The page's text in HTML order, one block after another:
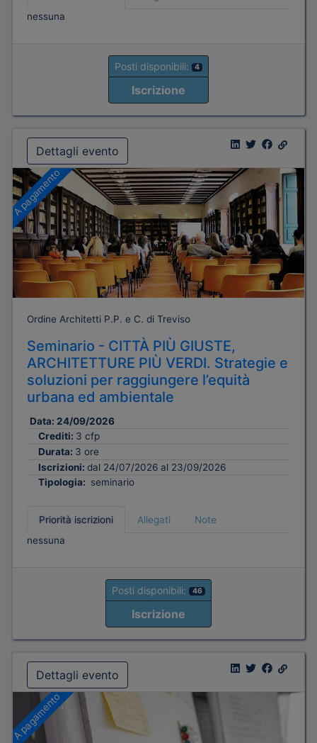
nessuna
Posti disponibili: 4
Iscrizione
Dettagli evento
A pagamento
Ordine Architetti P.P. e C. di Treviso
Seminario - CITTÀ PIÙ GIUSTE,
ARCHITETTURE PIÙ VERDI. Strategie e
soluzioni per raggiungere l’equità
urbana ed ambientale
Data: 24/09/2026
Crediti: 3 cfp
Durata: 3 ore
Iscrizioni: dal 24/07/2026 al 23/09/2026
Tipologia: seminario
Priorità iscrizioni Allegati
Note
nessuna
Posti disponibili: 46
Iscrizione
Dettagli evento
A pagamento